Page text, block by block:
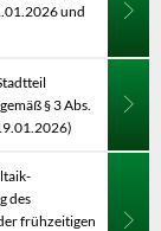
und
§ 3 Abs.
des
frühzeitigen